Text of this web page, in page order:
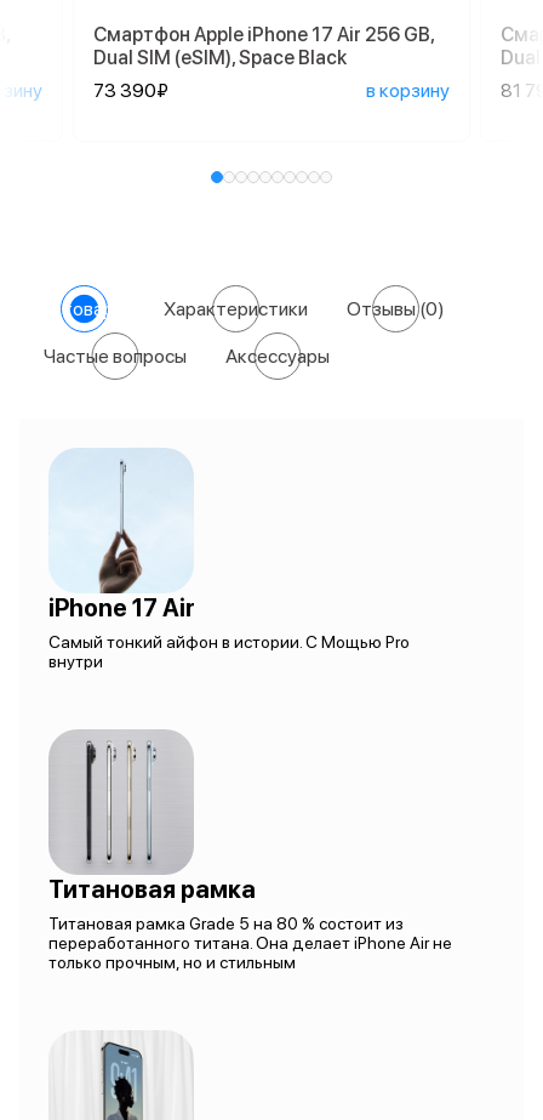
Смартфон Apple iPhone 17 Air 256 GB,
Dual SIM (eSIM), Space Black
73 390₽
в корзину
81
О товаре Характеристики Отзывы(0)
Частые вопросы Аксессуары
iPhone 17 Air
Самый тонкий айфон в истории. С Мощью Pro
внутри
Титановая рамка
Титановая рамка Grade 5 на 80 % состоит из
переработанного титана. Она делает iPhone Air не
только прочным, но и стильным